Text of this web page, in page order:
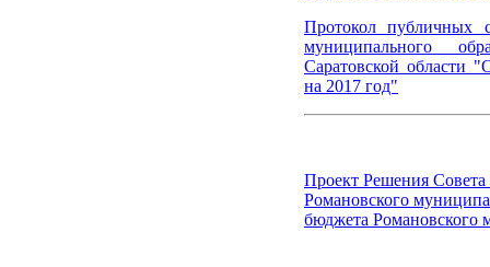
Протокол публичных
муниципального
Саратовской области
на 2017 год"
Проект Решения Совета
Романовского
бюджета Романовского